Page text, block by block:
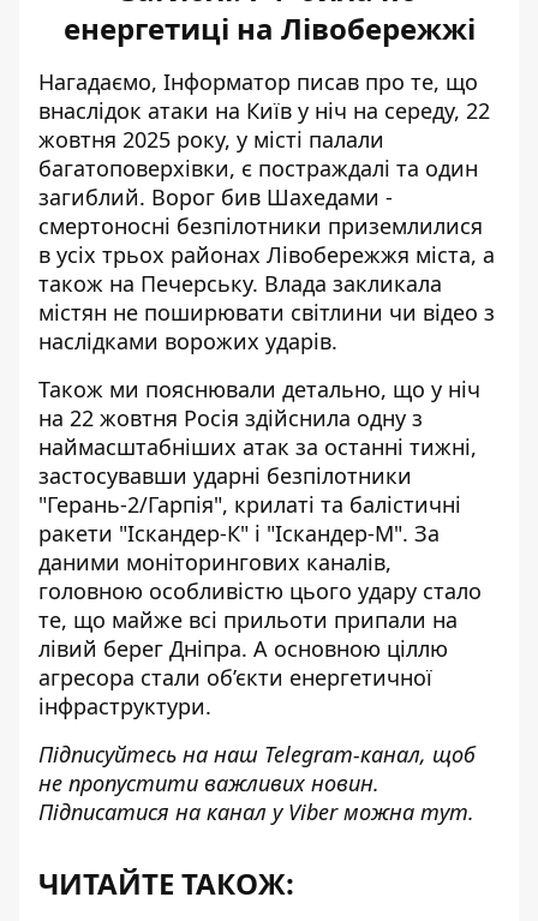
енергетиці на Лівобережжі
Нагадаємо, Інформатор писав про те, що
внаслідок атаки на Київ у ніч на середу, 22
жовтня 2025 року, у місті палали
багатоповерхівки, є постраждалі та один
загиблий. Ворог бив Шахедами -
смертоносні безпілотники приземлилися
в усіх трьох районах Лівобережжя міста, а
також на Печерську. Влада закликала
містян не поширювати світлини чи відео з
наслідками ворожих ударів.
Також ми пояснювали детально, що у ніч
на 22 жовтня Росія здійснила одну з
наймасштабніших атак за останні тижні,
застосувавши ударні безпілотники
"Герань-2/Гарпія", крилаті та балістичні
ракети "Іскандер-К" і "Іскандер-М". За
даними моніторингових каналів,
головною особливістю цього удару стало
те, що майже всі прильоти припали на
лівий берег Дніпра. А основною ціллю
агресора стали об’єкти енергетичної
інфраструктури.
Підписуйтесь на наш Telegram-канал, щоб
не пропустити важливих новин.
Підписатися на канал у Viber можна тут.
ЧИТАЙТЕ ТАКОЖ: